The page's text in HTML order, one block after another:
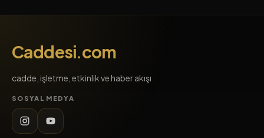
Caddesi.com
cadde, işletme, etkinlik ve haber akışı
SOSYAL MEDYA